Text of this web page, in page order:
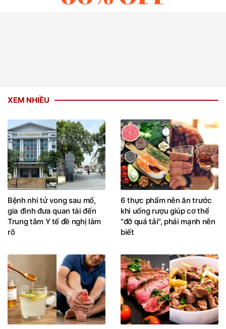
XEM NHIỀU
Bệnh nhi tử vong sau mổ,
gia đình đưa quan tài đến
Trung tâm Y tế đề nghị làm
rõ
6 thực phẩm nên ăn trước
khi uống rượu giúp cơ thể
"đỡ quá tải", phái mạnh nên
biết